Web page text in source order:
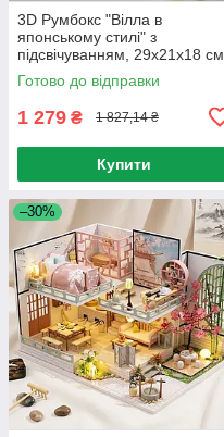
3D Румбокс "Вілла в
японському стилі" з
підсвічуванням, 29х21х18 см
/ Інтер'єрний конструктор /
3D-конструктор
Готово до відправки
1 279 ₴ 1 827,14 ₴
Купити
–30%